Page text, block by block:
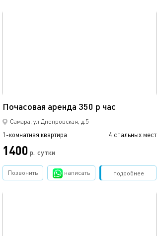
Почасовая аренда 350 р час
Самара, ул.Днепровская, д.5
1-комнатная квартира 4 спальных мест
1400 р. сутки
подробнее
Позвонить написать Забронировать